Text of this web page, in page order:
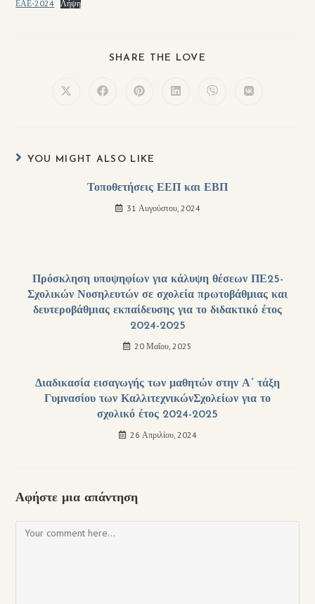
ΕΑΕ-2024
Λήψη
SHARE THE LOVE
YOU MIGHT ALSO LIKE
Τοποθετήσεις ΕΕΠ και ΕΒΠ
31 Αυγούστου, 2024
Πρόσκληση υποψηφίων για κάλυψη θέσεων ΠΕ25-
Σχολικών Νοσηλευτών σε σχολεία πρωτοβάθμιας και
δευτεροβάθμιας εκπαίδευσης για το διδακτικό έτος
2024-2025
20 Μαΐου, 2025
Διαδικασία εισαγωγής των μαθητών στην Α΄ τάξη
Γυμνασίου των ΚαλλιτεχνικώνΣχολείων για το
σχολικό έτος 2024-2025
26 Απριλίου, 2024
Αφήστε μια απάντηση